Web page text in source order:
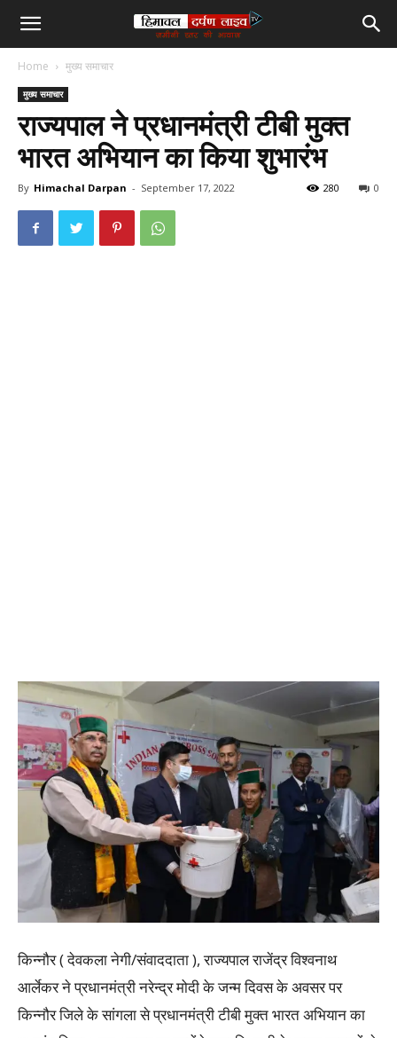
हिमाचल
लाइव
टीवी
Home मुख्य समाचार
मुख्य समाचार
राज्यपाल ने प्रधानमंत्री टीबी मुक्त
भारत अभियान का किया शुभारंभ
By Himachal Darpan - September 17, 2022 0
280
किन्नौर ( देवकला नेगी/संवाददाता ), राज्यपाल राजेंद्र विश्वनाथ
आर्लेकर ने प्रधानमंत्री नरेन्द्र मोदी के जन्म दिवस के अवसर पर
किन्नौर जिले के सांगला से प्रधानमंत्री टीबी मुक्त भारत अभियान का